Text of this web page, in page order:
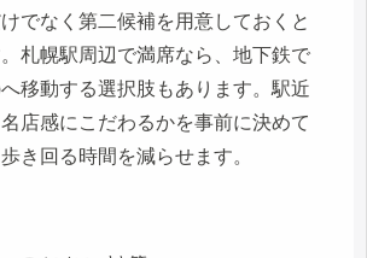
でなく第二候補を用意しておくと
札幌駅周辺で満席なら、地下鉄で
移動する選択肢もあります。駅近
店感にこだわるかを事前に決めて
き回る時間を減らせます。